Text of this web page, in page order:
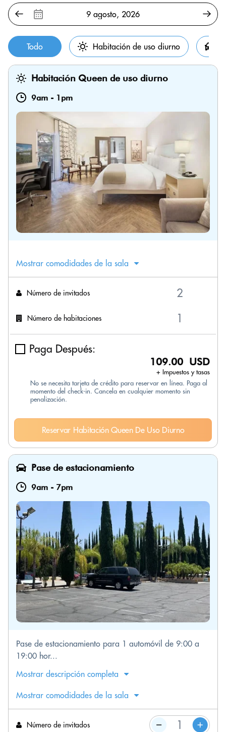
Todo Habitación de uso diurno
Habitación Queen de uso diurno
9am - 1pm
Mostrar comodidades de la sala
Número de invitados
Número de habitaciones
Paga Después:
109.00 USD
+ Impuestos y tasas
No se necesita tarjeta de crédito para reservar en línea. Paga al
momento del check-in. Cancela en cualquier momento sin
penalización.
Reservar Habitación Queen De Uso Diurno
Pase de estacionamiento
9am - 7pm
Pase de estacionamiento para 1 automóvil de 9:00 a
19:00 hor...
Mostrar descripción completa
Mostrar comodidades de la sala
Número de invitados